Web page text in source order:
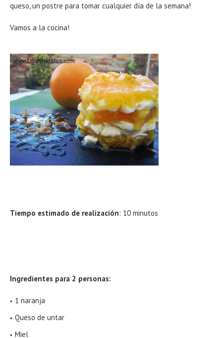
queso, un postre para tomar cualquier día de la semana!
Vamos a la cocina!
Tiempo estimado de realización: 10 minutos
Ingredientes para 2 personas:
1 naranja
Queso de untar
Miel